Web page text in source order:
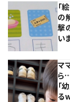
「
の
撃
い
マ
ら
「
る